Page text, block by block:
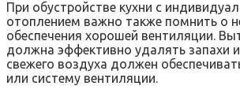
При обустройстве кухни с
отоплением важно также помнить о
обеспечения хорошей вентиляции.
должна эффективно удалять запахи
свежего воздуха должен
или систему вентиляции.